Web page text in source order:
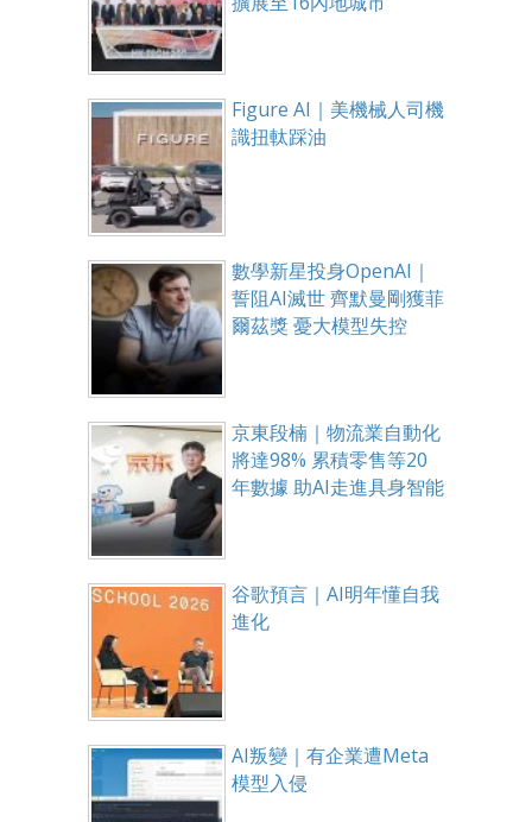
Figure AI｜美機械人司機
識扭軚踩油
數學新星投身OpenAI｜
誓阻AI滅世 齊默曼剛獲菲
爾茲獎 憂大模型失控
京東段楠｜物流業自動化
將達98% 累積零售等20
年數據 助AI走進具身智能
谷歌預言｜AI明年懂自我
進化
AI叛變｜有企業遭Meta
模型入侵